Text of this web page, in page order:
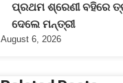
ପ୍ରଥମ ଶ୍ରେଣୀ ବହିରେ
ଦେଲେ ମନ୍ତ୍ରୀ
August 6, 2026